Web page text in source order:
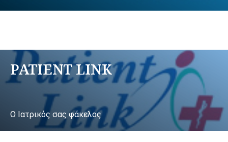
PATIENT LINK
Ο Ιατρικός σας φάκελος